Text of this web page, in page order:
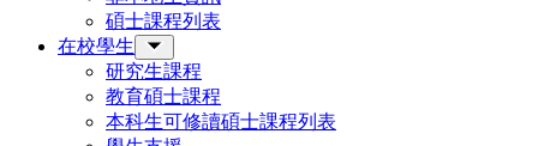
碩士課程列表
在校學生
研究生課程
教育碩士課程
本科生可修讀碩士課程列表